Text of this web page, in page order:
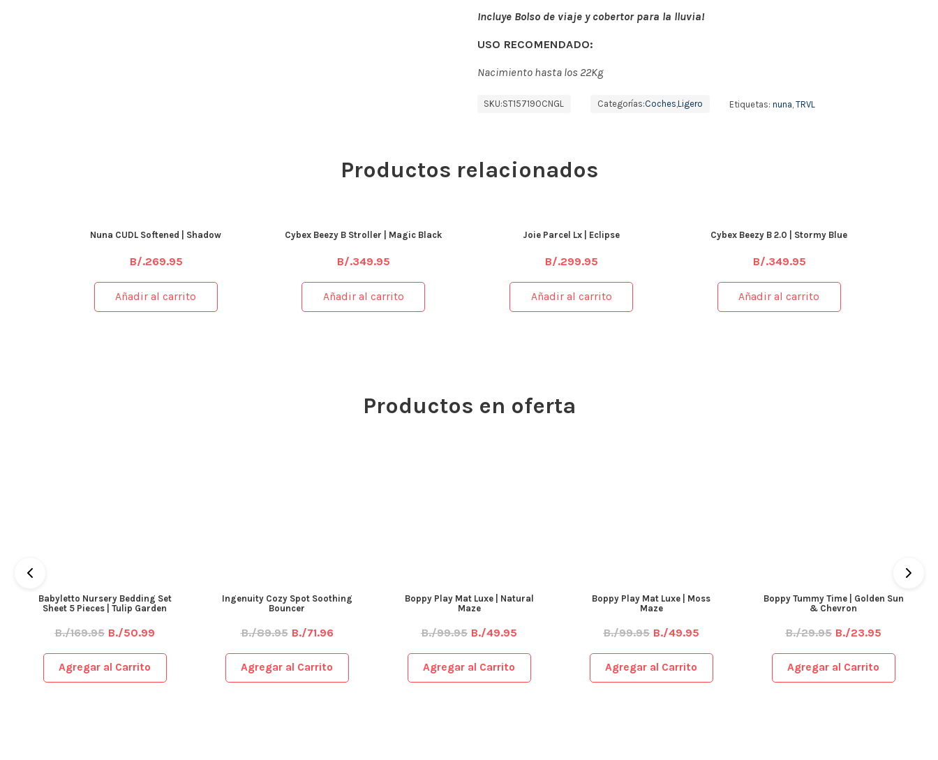
Incluye Bolso de viaje y cobertor para la lluvia!
USO RECOMENDADO:
Nacimiento hasta los 22Kg
SKU:ST15719OCNGL Categorías:Coches,Ligero Etiquetas: nuna TRVL
Productos relacionados
Nuna CUDL Softened | Shadow
B/.269.95
Añadir al carrito
Cybex Beezy B Stroller | Magic Black
B/.349.95
Añadir al carrito
Joie Parcel Lx | Eclipse
B/.299.95
Añadir al carrito
Cybex Beezy B 2.0 | Stormy Blue
B/.349.95
Añadir al carrito
Productos en oferta
Babyletto Nursery Bedding Set
Sheet 5 Pieces | Tulip Garden
B./169.95 B./50.99
Agregar al Carrito
Ingenuity Cozy Spot Soothing
Bouncer
B./89.95 B./71.96
Agregar al Carrito
Boppy Play Mat Luxe | Natural
Maze
B./99.95 B./49.95
Agregar al Carrito
Boppy Play Mat Luxe | Moss
Maze
B./99.95 B./49.95
Agregar al Carrito
Boppy Tummy Time | Golden Sun
& Chevron
B./29.95 B./23.95
Agregar al Carrito